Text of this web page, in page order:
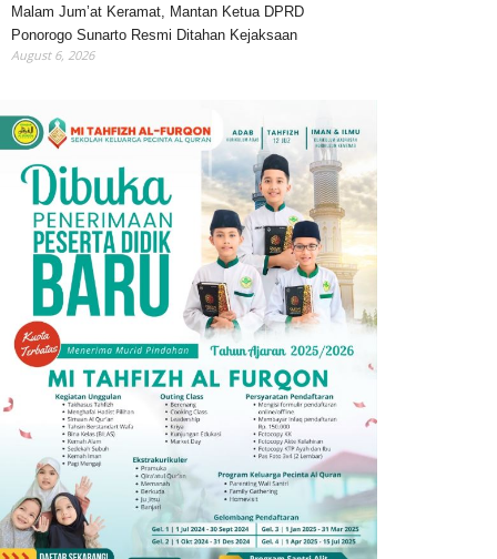
Malam Jum’at Keramat, Mantan Ketua DPRD
Ponorogo Sunarto Resmi Ditahan Kejaksaan
August 6, 2026